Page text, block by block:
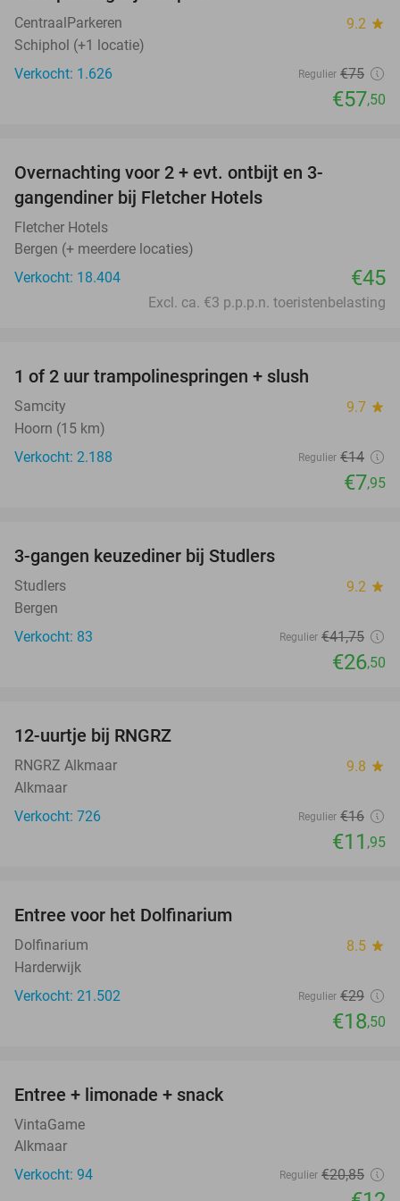
CentraalParkeren 9.2 star
Schiphol (+1 locatie)
Verkocht: 1.626
Regulier €75
€57,50
Overnachting voor 2 + evt. ontbijt en 3-
gangendiner bij Fletcher Hotels
Fletcher Hotels
Bergen (+ meerdere locaties)
Verkocht: 18.404
€45
Excl. ca. €3 p.p.p.n. toeristenbelasting
1 of 2 uur trampolinespringen + slush
Samcity 9.7 star
Hoorn (15 km)
Verkocht: 2.188
Regulier €14
€7,95
3-gangen keuzediner bij Studlers
Studlers 9.2 star
Bergen
Verkocht: 83
Regulier €41,75
€26,50
12-uurtje bij RNGRZ
RNGRZ Alkmaar 9.8 star
Alkmaar
Verkocht: 726
Regulier €16
€11 ,95
Entree voor het Dolfinarium
Dolfinarium 8.5 star
Harderwijk
Verkocht: 21.502
Regulier €29
€18,50
Entree + limonade + snack
VintaGame
Alkmaar
Verkocht: 94
Regulier €20,85